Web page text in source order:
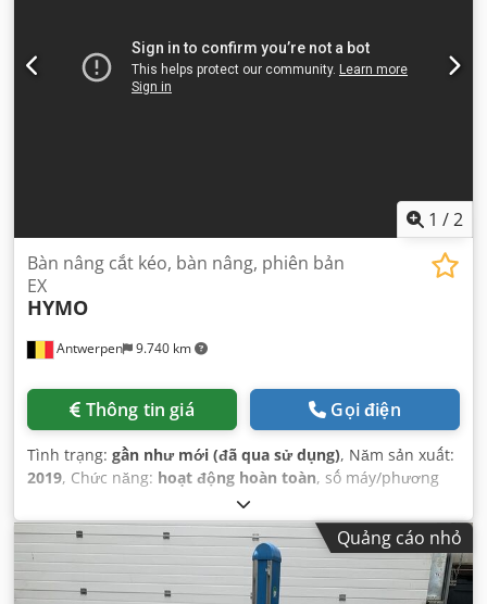
1 /2
Antwerpen 9.740 km
Bàn nâng cắt kéo, bàn nâng, phiên bản
EX
HYMO
Thông tin giá Gọi điện
Tình trạng: gần như mới (đã qua sử dụng), Năm sản xuất:
2019, Chức năng: hoạt động hoàn toàn, số máy/phương
, tổng chiều cao:
xây dựng:200 mm, chiều cao nâng:900 mm, tải trọng:
1.000 kg, công suất nâng:1.000 kg/m , tổng chiều dài:
1.350 mm, tổng chiều rộng: 800 mm , điện áp đầu vào:400
V,
Quảng cáo nhỏ